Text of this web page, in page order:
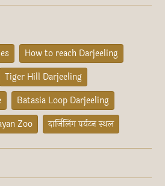
How to reach Darjeeling
Tiger Hill Darjeeling
Batasia Loop Darjeeling
Zoo
दार्जिलिंग पर्यटन स्थल